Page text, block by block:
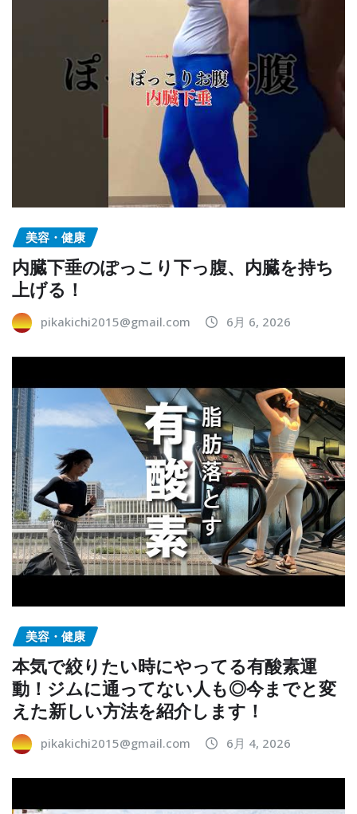
美容・健康
内臓下垂のぽっこり下っ腹、内臓を持ち
上げる！
pikakichi2015@gmail.com 6月 6, 2026
美容・健康
本気で絞りたい時にやってる有酸素運
動！ジムに通ってない人も◎今までと変
えた新しい方法を紹介します！
pikakichi2015@gmail.com 6月 4, 2026